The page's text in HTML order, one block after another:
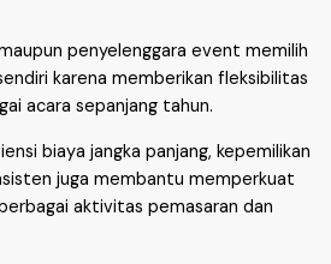
penyelenggara event memilih
karena memberikan fleksibilitas
acara sepanjang tahun.
biaya jangka panjang, kepemilikan
juga membantu memperkuat
aktivitas pemasaran dan